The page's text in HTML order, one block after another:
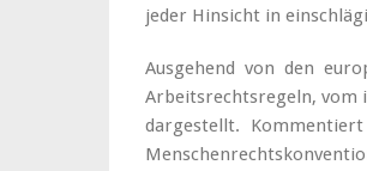
jeder Hinsicht in
Ausgehend von den
Arbeitsrechtsregeln,
dargestellt.